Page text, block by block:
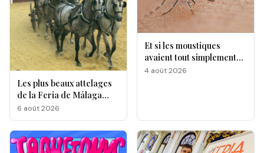
Les plus beaux attelages
de la Feria de Málaga
s'affrontent à La
Malagueta
6 août 2026
Et si les moustiques
avaient tout simplement
leurs préférés ?
4 août 2026